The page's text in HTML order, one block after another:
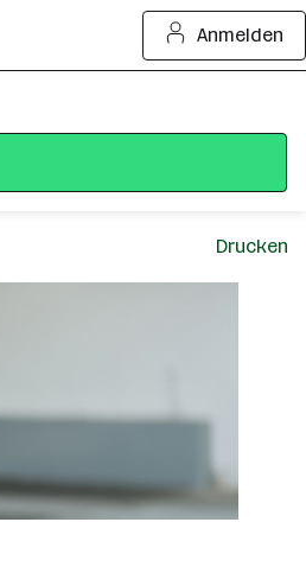
Anmelden
Drucken